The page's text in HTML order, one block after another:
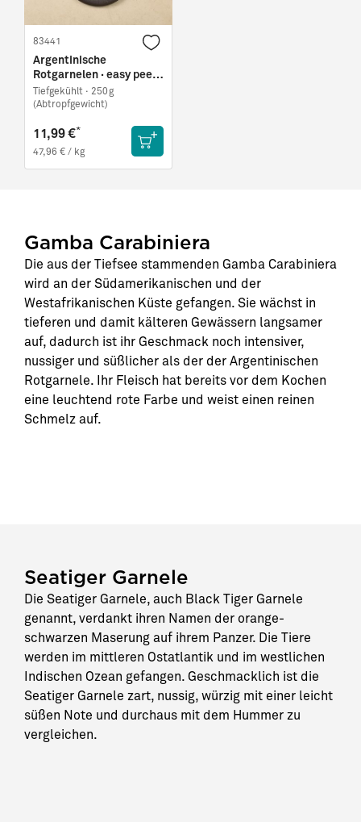
83441
Argentinische
Rotgarnelen · easy peel
(250g)
Tiefgekühlt · 250g
(Abtropfgewicht)
11,99 €*
47,96 € / kg
Gamba Carabiniera
Die aus der Tiefsee stammenden Gamba Carabiniera
wird an der Südamerikanischen und der
Westafrikanischen Küste gefangen. Sie wächst in
tieferen und damit kälteren Gewässern langsamer
auf, dadurch ist ihr Geschmack noch intensiver,
nussiger und süßlicher als der der Argentinischen
Rotgarnele. Ihr Fleisch hat bereits vor dem Kochen
eine leuchtend rote Farbe und weist einen reinen
Schmelz auf.
Seatiger Garnele
Die Seatiger Garnele, auch Black Tiger Garnele
genannt, verdankt ihren Namen der orange-
schwarzen Maserung auf ihrem Panzer. Die Tiere
werden im mittleren Ostatlantik und im westlichen
Indischen Ozean gefangen. Geschmacklich ist die
Seatiger Garnele zart, nussig, würzig mit einer leicht
süßen Note und durchaus mit dem Hummer zu
vergleichen.